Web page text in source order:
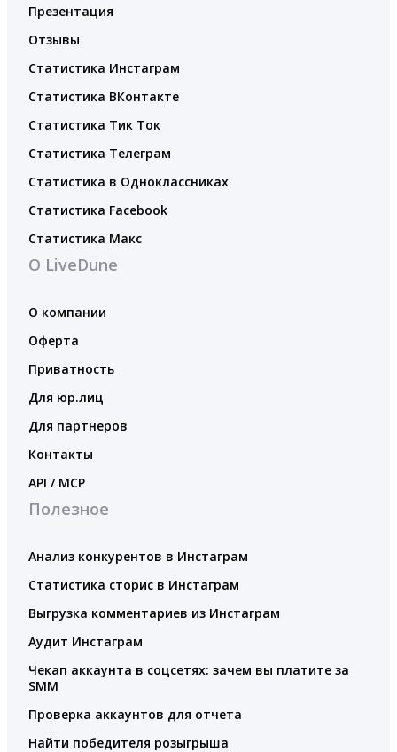
Презентация
Отзывы
Статистика Инстаграм
Статистика ВКонтакте
Статистика Тик Ток
Статистика Телеграм
Статистика в Одноклассниках
Статистика Facebook
Статистика Макс
О LiveDune
О компании
Оферта
Приватность
Для юр.лиц
Для партнеров
Контакты
API / MCP
Полезное
Анализ конкурентов в Инстаграм
Статистика сторис в Инстаграм
Выгрузка комментариев из Инстаграм
Аудит Инстаграм
Чекап аккаунта в соцсетях: зачем вы платите за
SMM
Проверка аккаунтов для отчета
Найти победителя розыгрыша